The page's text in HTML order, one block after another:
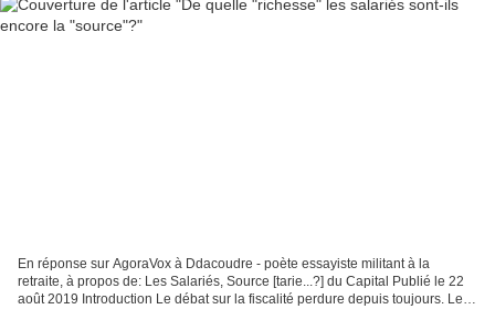
En réponse sur AgoraVox à Ddacoudre - poète essayiste militant à la
retraite, à propos de: Les Salariés, Source [tarie...?] du Capital Publié le 22
août 2019 Introduction Le débat sur la fiscalité perdure depuis toujours. Les